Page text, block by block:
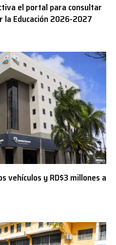
el portal para consultar
la Educación 2026-2027
vehículos y RD$3 millones a